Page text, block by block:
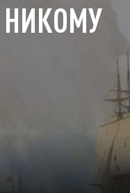
НИКОМУ